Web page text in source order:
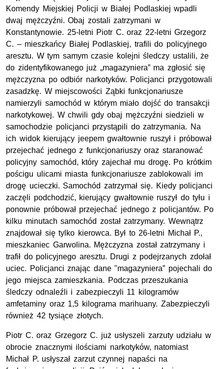
Komendy Miejskiej Policji w Białej Podlaskiej wpadli
dwaj mężczyźni. Obaj zostali zatrzymani w
Konstantynowie. 25-letni Piotr C. oraz 22-letni Grzegorz
C. – mieszkańcy Białej Podlaskiej, trafili do policyjnego
aresztu. W tym samym czasie kolejni śledczy ustalili, że
do zidentyfikowanego już „magazyniera” ma zgłosić się
mężczyzna po odbiór narkotyków. Policjanci przygotowali
zasadzkę. W miejscowości Ząbki funkcjonariusze
namierzyli samochód w którym miało dojść do transakcji
narkotykowej. W chwili gdy obaj mężczyźni siedzieli w
samochodzie policjanci przystąpili do zatrzymania. Na
ich widok kierujący jeepem gwałtownie ruszył i próbował
przejechać jednego z funkcjonariuszy oraz staranować
policyjny samochód, który zajechał mu drogę. Po krótkim
pościgu ulicami miasta funkcjonariusze zablokowali im
drogę ucieczki. Samochód zatrzymał się. Kiedy policjanci
zaczęli podchodzić, kierujący gwałtownie ruszył do tyłu i
ponownie próbował przejechać jednego z policjantów. Po
kilku minutach samochód został zatrzymany. Wewnątrz
znajdował się tylko kierowca. Był to 26-letni Michał P.,
mieszkaniec Garwolina. Mężczyzna został zatrzymany i
trafił do policyjnego aresztu. Drugi z podejrzanych zdołał
uciec. Policjanci znając dane "magazyniera” pojechali do
jego miejsca zamieszkania. Podczas przeszukania
śledczy odnaleźli i zabezpieczyli 11 kilogramów
amfetaminy oraz 1,5 kilograma marihuany. Zabezpieczyli
również 42 tysiące złotych.
Piotr C. oraz Grzegorz C. już usłyszeli zarzuty udziału w
obrocie znacznymi ilościami narkotyków, natomiast
Michał P. usłyszał zarzut czynnej napaści na